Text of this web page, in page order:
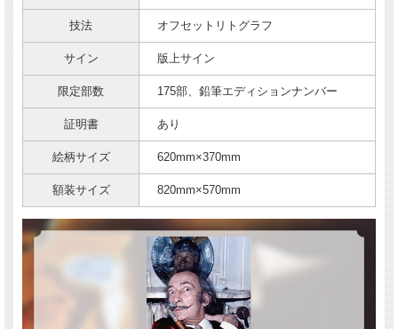
技法 オフセットリトグラフ
サイン 版上サイン
限定部数 175部、鉛筆エディションナンバー
証明書 あり
絵柄サイズ 620mm×370mm
額装サイズ 820mm×570mm